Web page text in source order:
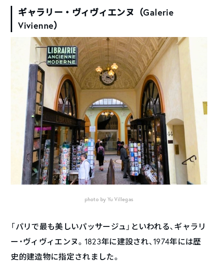
ギャラリー・ヴィヴィエンヌ（Galerie
Vivienne）
photo by Yu Villegas
「パリで最も美しいパッサージュ」といわれる、ギャラリ
ー・ヴィヴィエンヌ。1823年に建設され、1974年には歴
史的建造物に指定されました。